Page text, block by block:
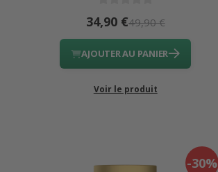
34,90 €49,90 €
AJOUTER AU PANIER
Voir le produit
-30%